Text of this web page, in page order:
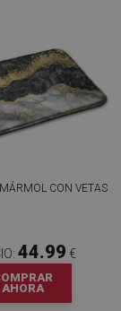
CON VETAS
44.99 €
AHORA